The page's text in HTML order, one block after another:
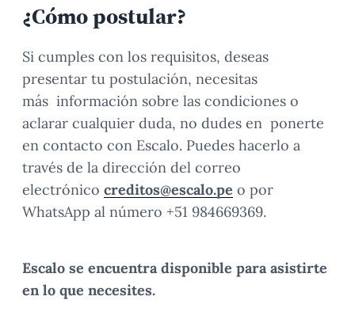
¿Cómo postular?
Si cumples con los requisitos, deseas
presentar tu postulación, necesitas
más información sobre las condiciones o
aclarar cualquier duda, no dudes en ponerte
en contacto con Escalo. Puedes hacerlo a
través de la dirección del correo
electrónico creditos@escalo.pe o por
WhatsApp al número +51 984669369.
Escalo se encuentra disponible para asistirte
en lo que necesites.